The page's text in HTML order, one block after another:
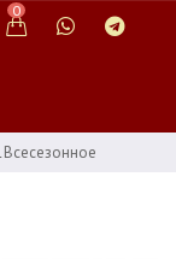
0
Всесезонное